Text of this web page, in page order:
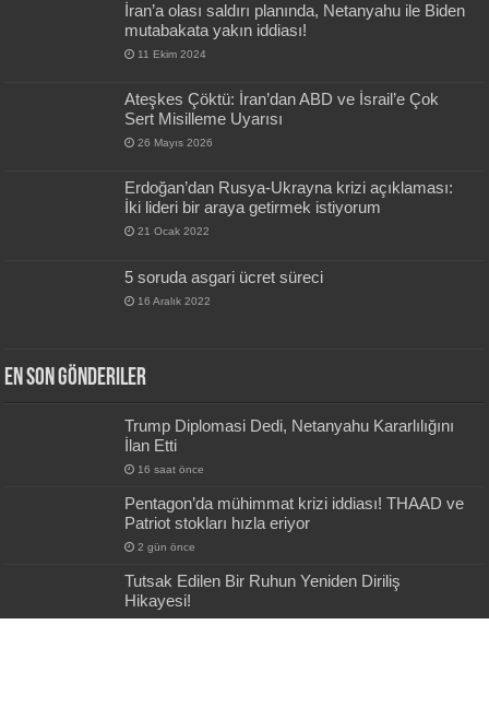
İran’a olası saldırı planında, Netanyahu ile Biden
mutabakata yakın iddiası!
11 Ekim 2024
Ateşkes Çöktü: İran’dan ABD ve İsrail’e Çok
Sert Misilleme Uyarısı
26 Mayıs 2026
Erdoğan’dan Rusya-Ukrayna krizi açıklaması:
İki lideri bir araya getirmek istiyorum
21 Ocak 2022
5 soruda asgari ücret süreci
16 Aralık 2022
En Son Gönderiler
Trump Diplomasi Dedi, Netanyahu Kararlılığını
İlan Etti
16 saat önce
Pentagon’da mühimmat krizi iddiası! THAAD ve
Patriot stokları hızla eriyor
2 gün önce
Tutsak Edilen Bir Ruhun Yeniden Diriliş
Hikayesi!